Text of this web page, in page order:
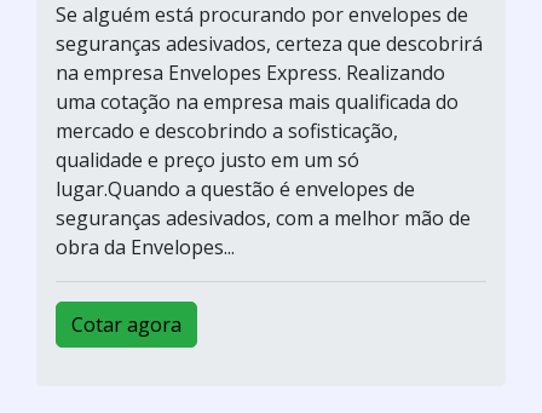
Se alguém está procurando por envelopes de
seguranças adesivados, certeza que descobrirá
na empresa Envelopes Express. Realizando
uma cotação na empresa mais qualificada do
mercado e descobrindo a sofisticação,
qualidade e preço justo em um só
lugar.Quando a questão é envelopes de
seguranças adesivados, com a melhor mão de
obra da Envelopes...
Cotar agora